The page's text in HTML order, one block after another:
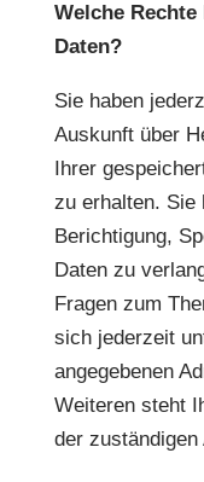
Welche
Daten?
Sie haben
Auskunft über
Ihrer
zu erhalten. Sie
Berichtigung,
Daten zu
Fragen zum
sich jederzeit
angegebenen
Weiteren steht
der